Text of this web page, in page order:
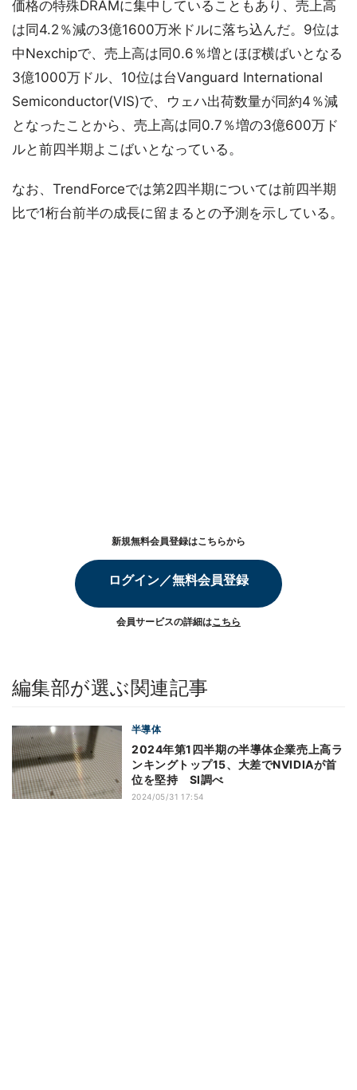
価格の特殊DRAMに集中していることもあり、売上高
は同4.2％減の3億1600万米ドルに落ち込んだ。9位は
中Nexchipで、売上高は同0.6％増とほぼ横ばいとなる
3億1000万ドル、10位は台Vanguard International
Semiconductor(VIS)で、ウェハ出荷数量が同約4％減
となったことから、売上高は同0.7％増の3億600万ド
ルと前四半期よこばいとなっている。
なお、TrendForceでは第2四半期については前四半期
比で1桁台前半の成長に留まるとの予測を示している。
新規無料会員登録はこちらから
ログイン／無料会員登録
会員サービスの詳細はこちら
編集部が選ぶ関連記事
半導体
2024年第1四半期の半導体企業売上高ラ
ンキングトップ15、大差でNVIDIAが首
位を堅持 SI調べ
2024/05/31 17:54